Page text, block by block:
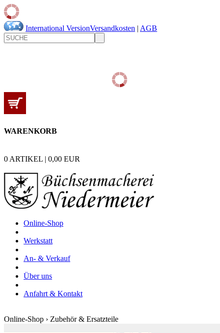
International VersionVersandkosten | AGB
WARENKORB
0 ARTIKEL | 0,00 EUR
Online-Shop
Werkstatt
An- & Verkauf
Über uns
Anfahrt & Kontakt
Online-Shop › Zubehör & Ersatzteile